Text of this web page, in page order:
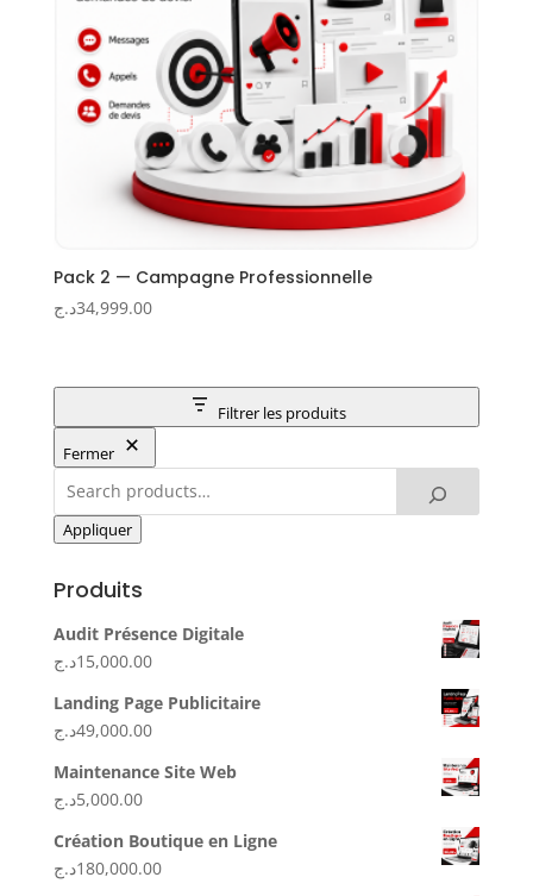
Pack 2 — Campagne Professionnelle
34,999.00د.ج
Filtrer les produits
Fermer
Appliquer
Produits
Audit Présence Digitale
15,000.00د.ج
Landing Page Publicitaire
49,000.00د.ج
Maintenance Site Web
5,000.00د.ج
Création Boutique en Ligne
180,000.00د.ج